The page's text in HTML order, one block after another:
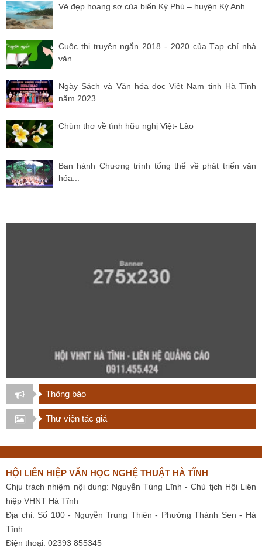
Vẻ đẹp hoang sơ của biển Kỳ Phú – huyện Kỳ Anh
Cuộc thi truyện ngắn 2018 - 2020 của Tạp chí nhà
văn...
Ngày Sách và Văn hóa đọc Việt Nam tỉnh Hà Tĩnh
năm 2023
Chùm thơ về tình hữu nghị Việt- Lào
Ban hành Chương trình tổng thể về phát triển văn
hóa...
Thông báo
Thư viện tác giả
HỘI LIÊN HIỆP VĂN HỌC NGHỆ THUẬT HÀ TĨNH
Chịu trách nhiệm nội dung: Nguyễn Tùng Lĩnh - Chủ tịch Hội Liên
hiệp VHNT Hà Tĩnh
Địa chỉ: Số 100 - Nguyễn Trung Thiên - Phường Thành Sen - Hà
Tĩnh
Điện thoại: 02393 855345